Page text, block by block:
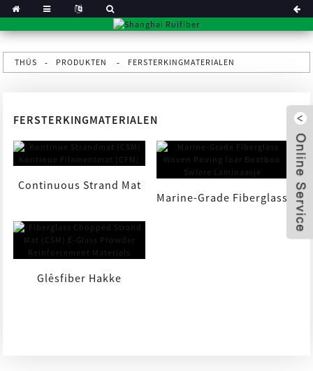
THÚS PRODUKTEN FERSTERKINGMATERIALEN
FERSTERKINGMATERIALEN
Continuous Strand Mat
(CSM) Continuous
Filamen...
Marine-Grade Fiberglass
Glêsfiber Hakke